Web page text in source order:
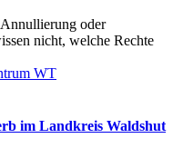
oder
nicht, welche Rechte
im Landkreis Waldshut